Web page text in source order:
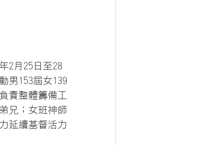
2月25日至28
男153屆女139
責整體籌備工
兄；女班神師
延續基督活力